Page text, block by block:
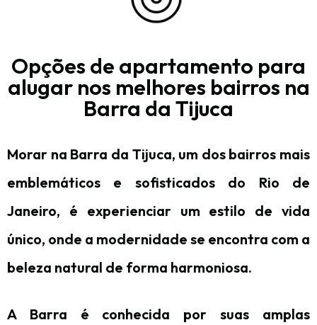
Opções de apartamento para
alugar nos melhores bairros na
Barra da Tijuca
Morar na Barra da Tijuca, um dos bairros mais
emblemáticos e sofisticados do Rio de
Janeiro, é experienciar um estilo de vida
único, onde a modernidade se encontra com a
beleza natural de forma harmoniosa.
A Barra é conhecida por suas amplas